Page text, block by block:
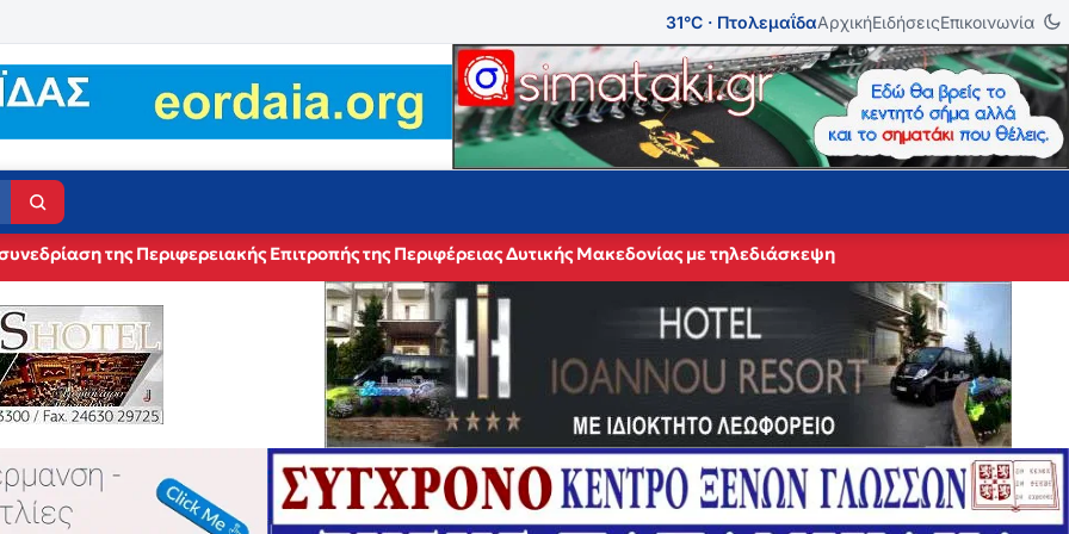
31°C · ΠτολεμαΐδαΑρχικήΕιδήσειςΕπικοινωνία
της Περιφερειακής Επιτροπής της Περιφέρειας Δυτικής Μακεδονίας με τηλεδιάσκεψη